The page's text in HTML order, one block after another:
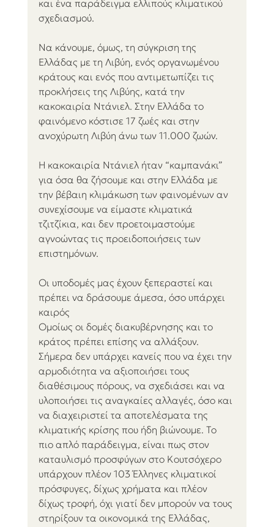
και ένα παράδειγμα ελλιπούς κλιματικού
σχεδιασμού.
Να κάνουμε, όμως, τη σύγκριση της
Ελλάδας με τη Λιβύη, ενός οργανωμένου
κράτους και ενός που αντιμετωπίζει τις
προκλήσεις της Λιβύης, κατά την
κακοκαιρία Ντάνιελ. Στην Ελλάδα το
φαινόμενο κόστισε 17 ζωές και στην
ανοχύρωτη Λιβύη άνω των 11.000 ζωών.
Η κακοκαιρία Ντάνιελ ήταν “καμπανάκι”
για όσα θα ζήσουμε και στην Ελλάδα με
την βέβαιη κλιμάκωση των φαινομένων αν
συνεχίσουμε να είμαστε κλιματικά
τζιτζίκια, και δεν προετοιμαστούμε
αγνοώντας τις προειδοποιήσεις των
επιστημόνων.
Οι υποδομές μας έχουν ξεπεραστεί και
πρέπει να δράσουμε άμεσα, όσο υπάρχει
καιρός
Ομοίως οι δομές διακυβέρνησης και το
κράτος πρέπει επίσης να αλλάξουν.
Σήμερα δεν υπάρχει κανείς που να έχει την
αρμοδιότητα να αξιοποιήσει τους
διαθέσιμους πόρους, να σχεδιάσει και να
υλοποιήσει τις αναγκαίες αλλαγές, όσο και
να διαχειριστεί τα αποτελέσματα της
κλιματικής κρίσης που ήδη βιώνουμε. Το
πιο απλό παράδειγμα, είναι πως στον
καταυλισμό προσφύγων στο Κουτσόχερο
υπάρχουν πλέον 103 Έλληνες κλιματικοί
πρόσφυγες, δίχως χρήματα και πλέον
δίχως τροφή, όχι γιατί δεν μπορούν να τους
στηρίξουν τα οικονομικά της Ελλάδας,